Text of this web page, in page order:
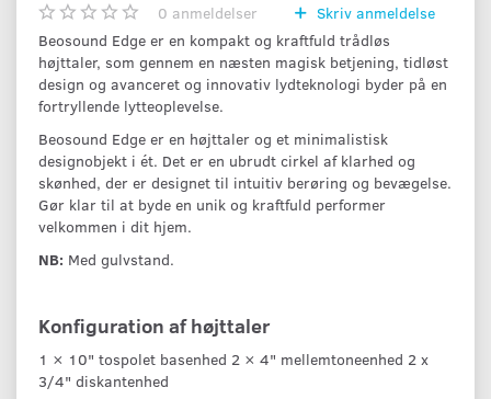
0 anmeldelser
Skriv anmeldelse
Beosound Edge er en kompakt og kraftfuld trådløs
højttaler, som gennem en næsten magisk betjening, tidløst
design og avanceret og innovativ lydteknologi byder på en
fortryllende lytteoplevelse.
Beosound Edge er en højttaler og et minimalistisk
designobjekt i ét. Det er en ubrudt cirkel af klarhed og
skønhed, der er designet til intuitiv berøring og bevægelse.
Gør klar til at byde en unik og kraftfuld performer
velkommen i dit hjem.
NB: Med gulvstand.
Konfiguration af højttaler
1 × 10" tospolet basenhed 2 × 4" mellemtoneenhed 2 x
3/4" diskantenhed